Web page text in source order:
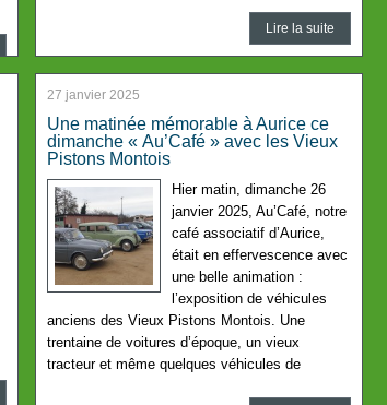
Lire la suite
27 janvier 2025
Une matinée mémorable à Aurice ce
dimanche « Au’Café » avec les Vieux
Pistons Montois
Hier matin, dimanche 26
janvier 2025, Au’Café, notre
café associatif d’Aurice,
était en effervescence avec
une belle animation :
l’exposition de véhicules
anciens des Vieux Pistons Montois. Une
trentaine de voitures d’époque, un vieux
tracteur et même quelques véhicules de